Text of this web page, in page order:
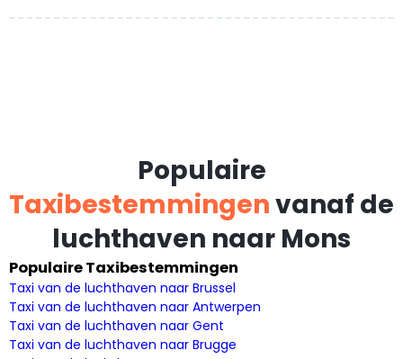
Populaire
Taxibestemmingenvanaf de
luchthaven naar Mons
Populaire Taxibestemmingen
Taxi van de luchthaven naar Brussel
Taxi van de luchthaven naar Antwerpen
Taxi van de luchthaven naar Gent
Taxi van de luchthaven naar Brugge